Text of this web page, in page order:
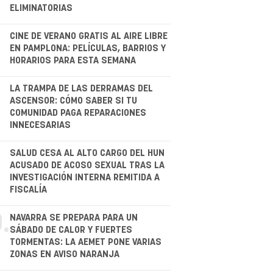
ELIMINATORIAS
CINE DE VERANO GRATIS AL AIRE LIBRE
EN PAMPLONA: PELÍCULAS, BARRIOS Y
HORARIOS PARA ESTA SEMANA
LA TRAMPA DE LAS DERRAMAS DEL
ASCENSOR: CÓMO SABER SI TU
COMUNIDAD PAGA REPARACIONES
INNECESARIAS
SALUD CESA AL ALTO CARGO DEL HUN
ACUSADO DE ACOSO SEXUAL TRAS LA
INVESTIGACIÓN INTERNA REMITIDA A
FISCALÍA
NAVARRA SE PREPARA PARA UN
SÁBADO DE CALOR Y FUERTES
TORMENTAS: LA AEMET PONE VARIAS
ZONAS EN AVISO NARANJA